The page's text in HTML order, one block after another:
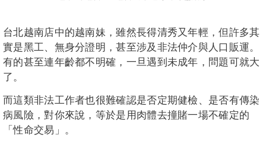
台北越南店中的越南妹，雖然長得清秀又年輕，但許多其
實是黑工、無身分證明，甚至涉及非法仲介與人口販運。
有的甚至連年齡都不明確，一旦遇到未成年，問題可就大
了。
而這類非法工作者也很難確認是否定期健檢、是否有傳染
病風險，對你來說，等於是用肉體去撞賭一場不確定的
「性命交易」。